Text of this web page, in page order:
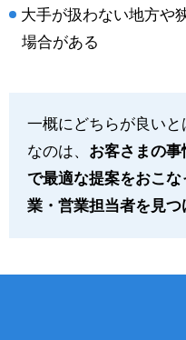
大手が扱わない地方や
場合がある
一概にどちらが良い
なのは、 お客さまの事
で最適な提案をおこ
業・営業担当者を見つ